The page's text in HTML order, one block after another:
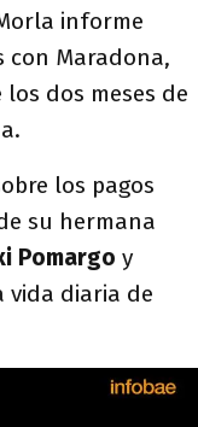
informe
con Maradona,
dos meses de
los pagos
su hermana
Pomargo y
diaria de